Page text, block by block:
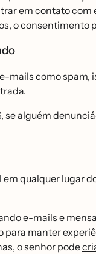
em contato
o consentimento
mails como
se alguém
qualquer lugar
e-mails e
para manter
o senhor pode